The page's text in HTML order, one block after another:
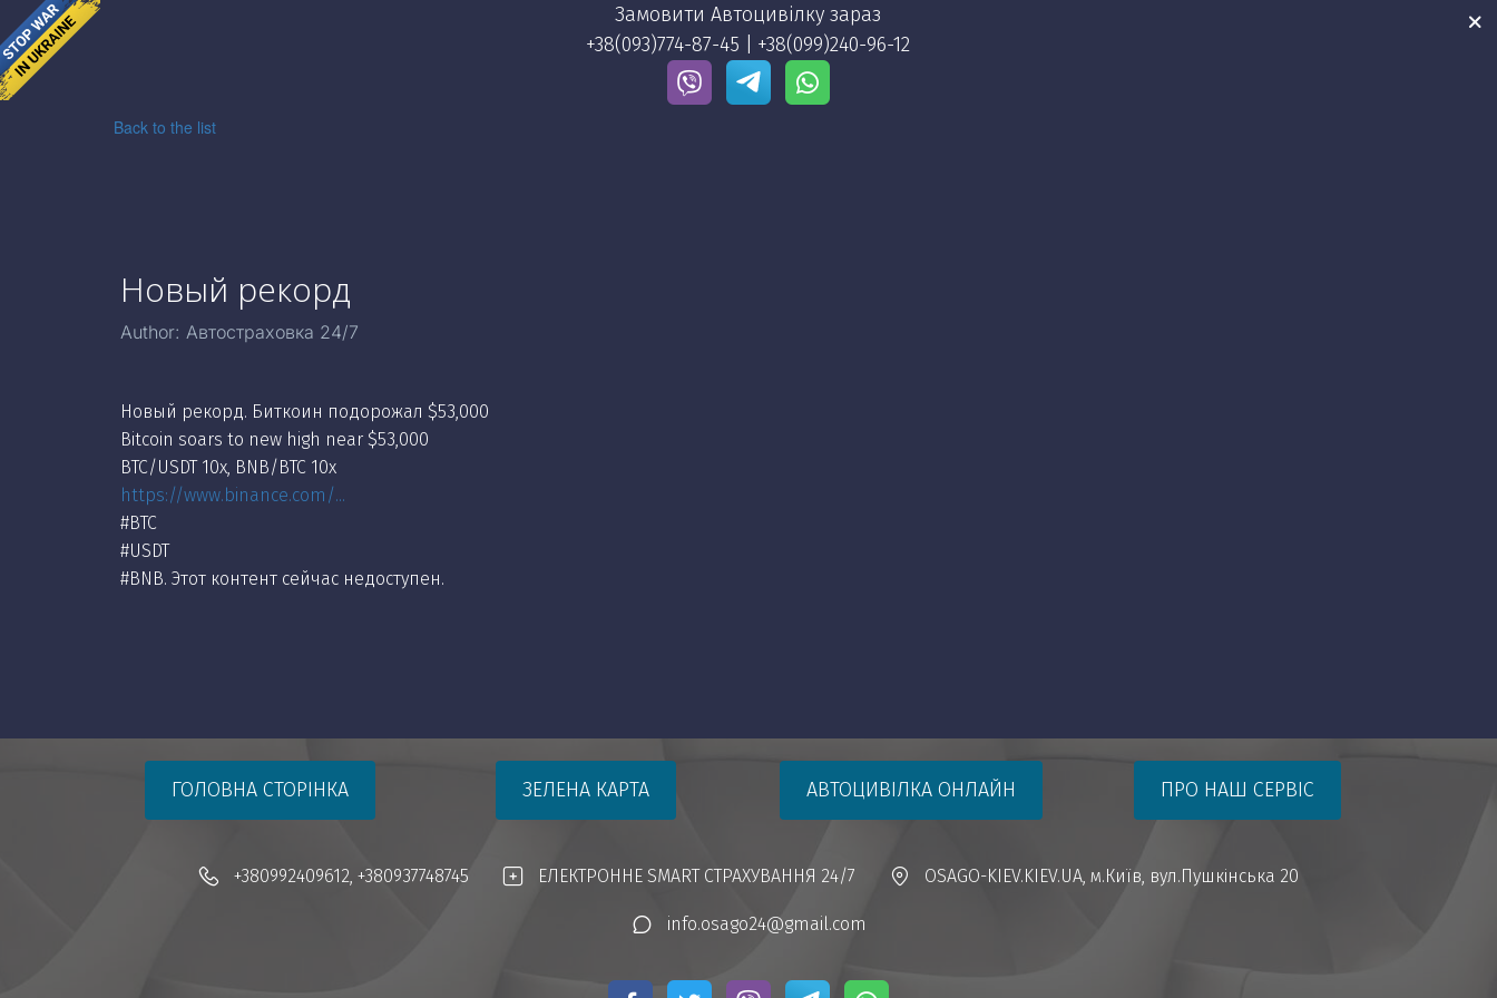
Замовити Автоцивілку зараз
+38(093)774-87-45
+38(099)240-96-12
Back to the list
Новый рекорд
Author: Автостраховка 24/7
Новый рекорд. Биткоин подорожал $53,000
Bitcoin soars to new high near $53,000
BTC/USDT 10x, BNB/BTC 10x
https://www.binance.com/...
#BTC
#USDT
#BNB. Этот контент сейчас недоступен.
ГОЛОВНА СТОРІНКА ЗЕЛЕНА КАРТА АВТОЦИВІЛКА ОНЛАЙН ПРО НАШ СЕРВІС
ЕЛЕКТРОННЕ SMART СТРАХУВАННЯ 24/7 OSAGO-KIEV.KIEV.UA, м.Київ, вул.Пушкінська 20
+380992409612, +380937748745
info.osago24@gmail.com